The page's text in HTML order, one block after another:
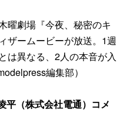
曜劇場『今夜、秘密のキ
ザームービーが放送。1週
は異なる、2人の本音が入
編集部）
（株式会社電通）コメ